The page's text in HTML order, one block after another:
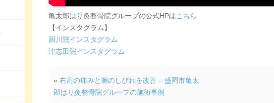
亀太郎はり灸整骨院グループの公式HPはこちら
【インスタグラム】
厨川院インスタグラム
津志田院インスタグラム
« 右肩の痛みと腕のしびれを改善 – 盛岡市亀太
郎はり灸整骨院グループの施術事例